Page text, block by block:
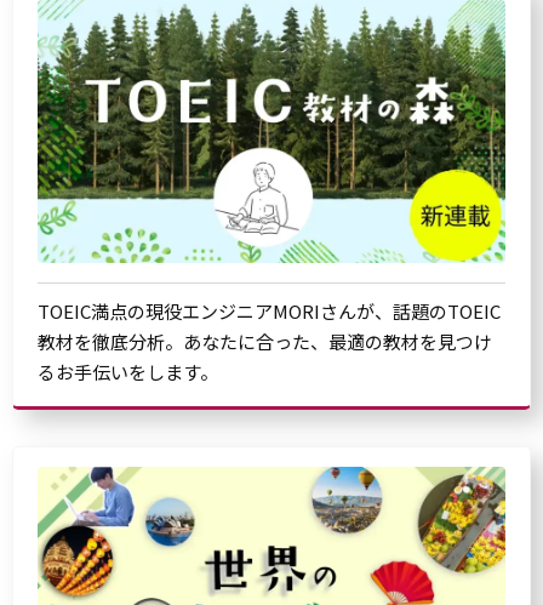
TOEIC満点の現役エンジニアMORIさんが、話題のTOEIC
教材を徹底分析。あなたに合った、最適の教材を見つけ
るお手伝いをします。